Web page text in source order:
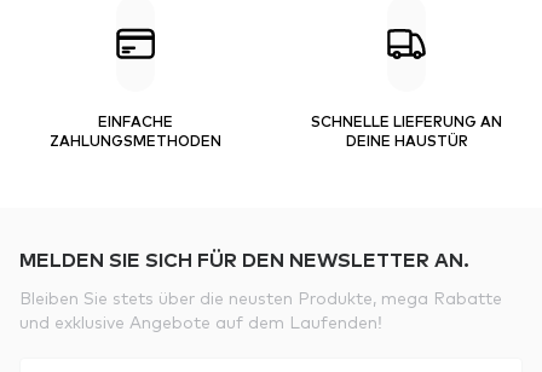
EINFACHE
ZAHLUNGSMETHODEN
SCHNELLE LIEFERUNG AN
DEINE HAUSTÜR
MELDEN SIE SICH FÜR DEN NEWSLETTER AN.
Bleiben Sie stets über die neusten Produkte, mega Rabatte
und exklusive Angebote auf dem Laufenden!